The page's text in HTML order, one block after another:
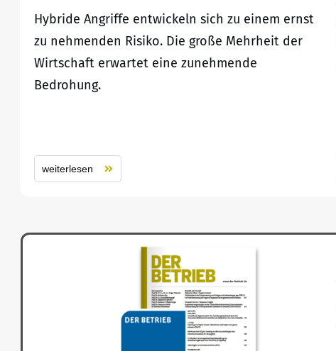
Hybride Angriffe entwickeln sich zu einem ernst
zu nehmenden Risiko. Die große Mehrheit der
Wirtschaft erwartet eine zunehmende
Bedrohung.
weiterlesen